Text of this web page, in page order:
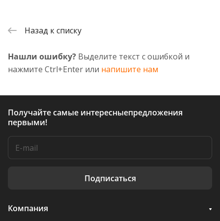
Назад к списку
Нашли ошибку? Выделите текст с ошибкой и
нажмите Ctrl+Enter или напишите нам
Получайте самые интересныепредложения
первыми!
Подписаться
Компания